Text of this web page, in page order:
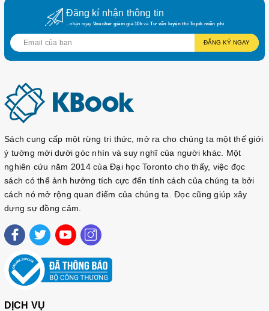
Đăng kí nhận thông tin
...nhận ngay Voucher giảm giá 10kvà Tư vấn luyện thi Topik miễn phí
ĐĂNG KÝ NGAY
Sách cung cấp một rừng tri thức, mở ra cho chúng ta một thế giới
ý tưởng mới dưới góc nhìn và suy nghĩ của người khác. Một
nghiên cứu năm 2014 của Đại học Toronto cho thấy, việc đọc
sách có thể ảnh hưởng tích cực đến tính cách của chúng ta bởi
cách nó mở rộng quan điểm của chúng ta. Đọc cũng giúp xây
dựng sự đồng cảm.
DỊCH VỤ